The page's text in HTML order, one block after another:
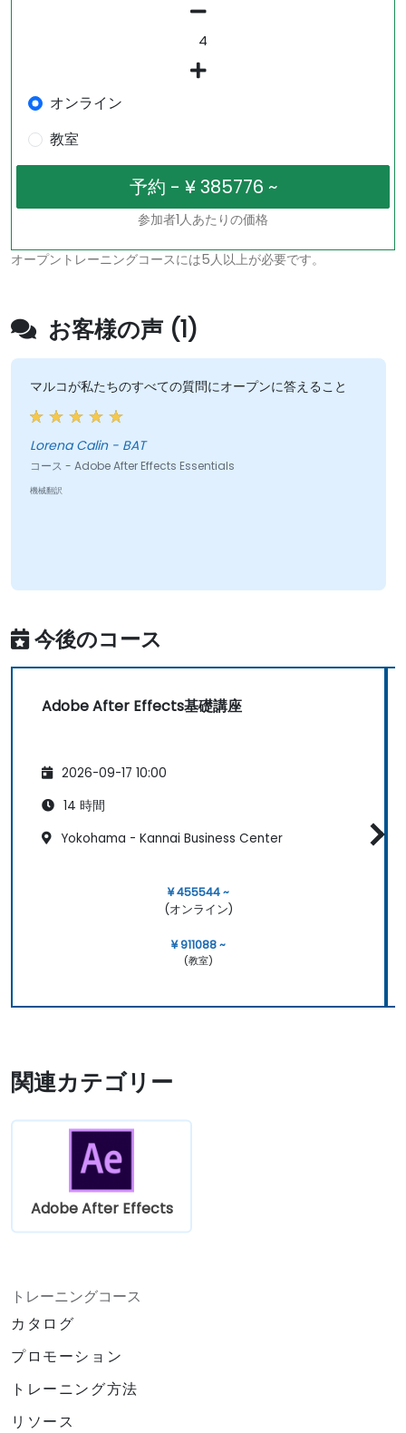
オンライン
教室
参加者1人あたりの価格
オープントレーニングコースには5人以上が必要です。
お客様の声 (1)
マルコが私たちのすべての質問にオープンに答えること
Lorena Calin - BAT
コース - Adobe After Effects Essentials
機械翻訳
今後のコース
Adobe After Effects基礎講座
2026-09-17 10:00
14 時間
Yokohama - Kannai Business Center
¥ 455544 ~
(オンライン)
¥ 911088 ~
(教室)
関連カテゴリー
Adobe After Effects
トレーニングコース
カタログ
プロモーション
トレーニング方法
リソース